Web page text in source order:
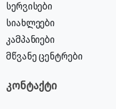
სერვისები
სიახლეები
კამპანიები
მწვანე ცენტრები
კონტაქტი